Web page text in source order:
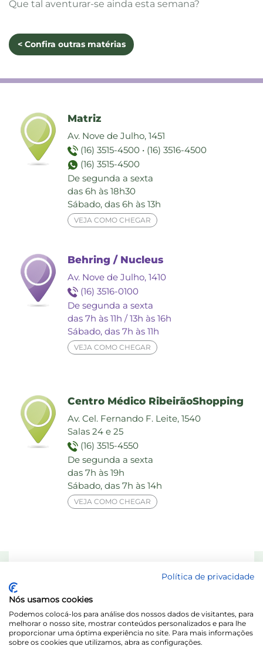
Que tal aventurar-se ainda esta semana?
< Confira outras matérias
Matriz
Av. Nove de Julho, 1451
(16) 3515-4500 • (16) 3516-4500
(16) 3515-4500
De segunda a sexta
das 6h às 18h30
Sábado, das 6h às 13h
VEJA COMO CHEGAR
Behring / Nucleus
Av. Nove de Julho, 1410
(16) 3516-0100
De segunda a sexta
das 7h às 11h / 13h às 16h
Sábado, das 7h às 11h
VEJA COMO CHEGAR
Centro Médico RibeirãoShopping
Av. Cel. Fernando F. Leite, 1540
Salas 24 e 25
(16) 3515-4550
De segunda a sexta
das 7h às 19h
Sábado, das 7h às 14h
VEJA COMO CHEGAR
Responsável Técnico: Dra. Maria das Graças Elias de Assis - CRF 8713-SP
Laboratório Behring de Análises Clínicas Ltda.
Política de privacidade
Nós usamos cookies
Podemos colocá-los para análise dos nossos dados de visitantes, para
melhorar o nosso site, mostrar conteúdos personalizados e para lhe
proporcionar uma óptima experiência no site. Para mais informações
sobre os cookies que utilizamos, abra as configurações.